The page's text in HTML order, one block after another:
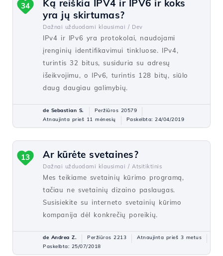
Ką reiškia IPV4 ir IPV6 ir koks
yra jų skirtumas?
Dažnai užduodami klausimai / Dev
IPv4 ir IPv6 yra protokolai, naudojami
įrenginių identifikavimui tinkluose. IPv4,
turintis 32 bitus, susiduria su adresų
išeikvojimu, o IPv6, turintis 128 bitų, siūlo
daug daugiau galimybių.
34
de Sebastian S.
Peržiūros 20579
Atnaujinta prieš 11 mėnesių
Paskelbta: 24/04/2019
Ar kūrėte svetaines?
Dažnai užduodami klausimai / Atsitiktinis
Mes teikiame svetainių kūrimo programą,
tačiau ne svetainių dizaino paslaugas.
Susisiekite su interneto svetainių kūrimo
kompanija dėl konkrečių poreikių.
13
de Andrea Z. Peržiūros 2213
Atnaujinta prieš 3 metus
Paskelbta: 25/07/2018